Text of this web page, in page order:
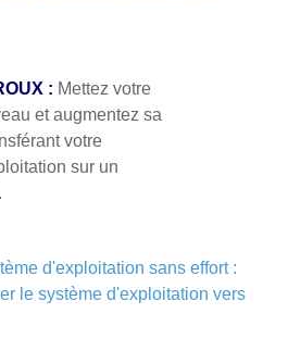
: Mettez votre
et augmentez sa
votre
sur un
d'exploitation sans effort :
le système d'exploitation vers